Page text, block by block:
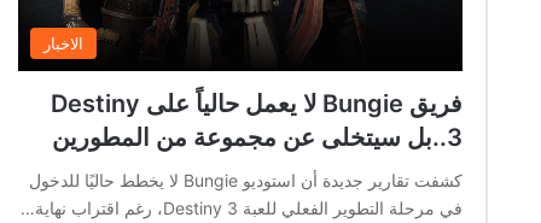
الاخبار
فريق Bungie لا يعمل حالياً على Destiny
3..بل سيتخلى عن مجموعة من المطورين
كشفت تقارير جديدة أن استوديو Bungie لا يخطط حاليًا للدخول
في مرحلة التطوير الفعلي للعبة Destiny 3، رغم اقتراب نهاية…